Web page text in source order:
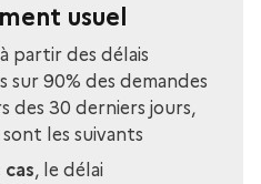
usuel
partir des délais
90% des demandes
des 30 derniers jours,
les suivants
cas, le délai